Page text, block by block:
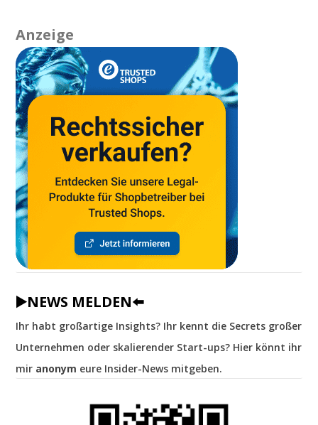
Anzeige
▶️NEWS MELDEN⬅️
Ihr habt großartige Insights? Ihr kennt die Secrets großer
Unternehmen oder skalierender Start-ups? Hier könnt ihr
mir anonym eure Insider-News mitgeben.